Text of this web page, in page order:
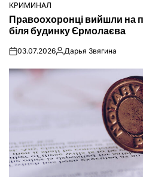
ОПУБЛІКУВАТИ
КРИМИНАЛ
Правоохоронці вийшли на
біля будинку Єрмолаєва
on03.07.2026Опубліковано
Дарья Звягина